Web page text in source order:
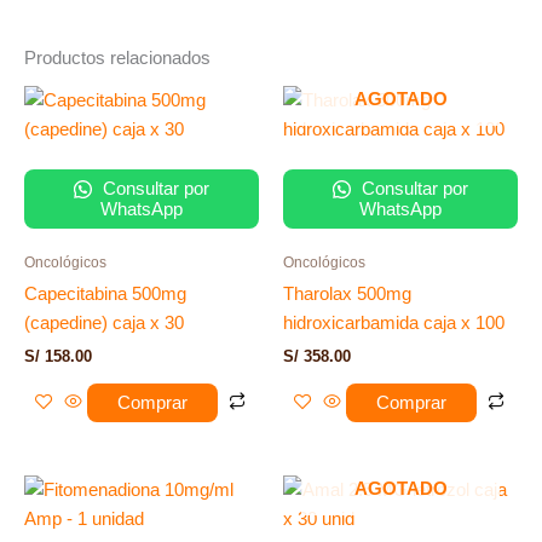
Productos relacionados
Consultar por
WhatsApp
Oncológicos
Capecitabina 500mg
(capedine) caja x 30
S/ 158.00
Comprar
AGOTADO
Consultar por
WhatsApp
Oncológicos
Tharolax 500mg
hidroxicarbamida caja x 100
S/ 358.00
Comprar
AGOTADO